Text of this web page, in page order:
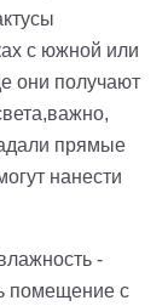
с южной или
они получают
прямые
нанести
-
помещение с